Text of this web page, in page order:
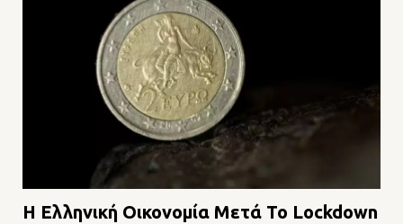
Η Ελληνική Οικονομία Μετά Το Lockdown